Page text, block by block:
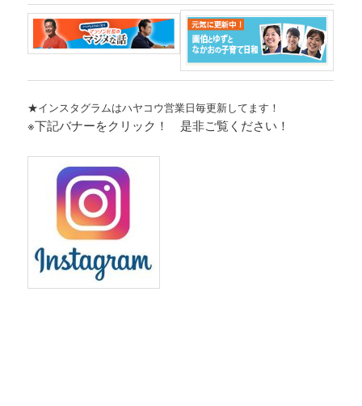
★インスタグラムはハヤコウ営業日毎更新してます！
※下記バナーをクリック！ 是非ご覧ください！